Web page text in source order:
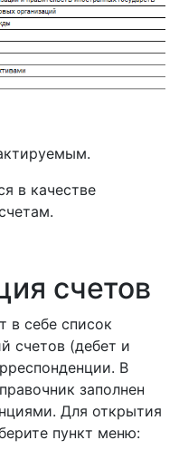
в качестве
счетов
в себе список
счетов (дебет и
В
заполнен
Для открытия
пункт меню: